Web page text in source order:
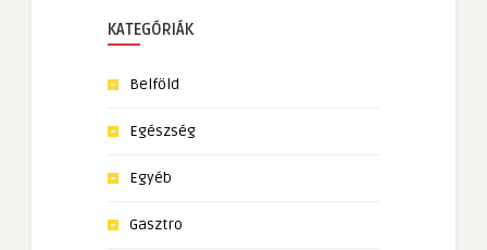
KATEGÓRIÁK
Belföld
Egészség
Egyéb
Gasztro